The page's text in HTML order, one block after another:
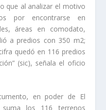
que al analizar el motivo
por encontrarse en
áreas en comodato,
a predios con 350 m2;
quedó en 116 predios
(sic), señala el oficio
en poder de El
los 116 terrenos